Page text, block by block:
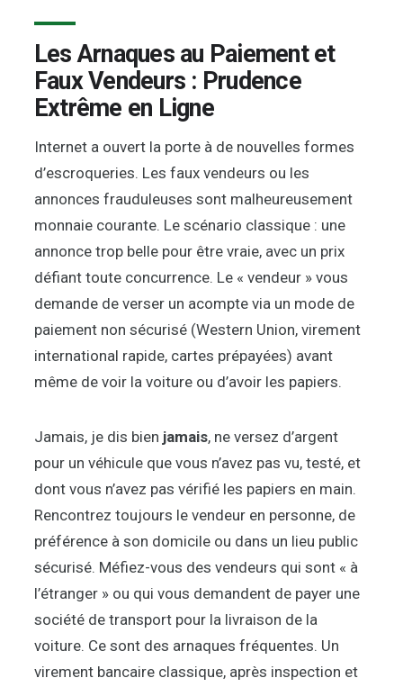
Les Arnaques au Paiement et
Faux Vendeurs : Prudence
Extrême en Ligne
Internet a ouvert la porte à de nouvelles formes
d’escroqueries. Les faux vendeurs ou les
annonces frauduleuses sont malheureusement
monnaie courante. Le scénario classique : une
annonce trop belle pour être vraie, avec un prix
défiant toute concurrence. Le « vendeur » vous
demande de verser un acompte via un mode de
paiement non sécurisé (Western Union, virement
international rapide, cartes prépayées) avant
même de voir la voiture ou d’avoir les papiers.
Jamais, je dis bien jamais, ne versez d’argent
pour un véhicule que vous n’avez pas vu, testé, et
dont vous n’avez pas vérifié les papiers en main.
Rencontrez toujours le vendeur en personne, de
préférence à son domicile ou dans un lieu public
sécurisé. Méfiez-vous des vendeurs qui sont « à
l’étranger » ou qui vous demandent de payer une
société de transport pour la livraison de la
voiture. Ce sont des arnaques fréquentes. Un
virement bancaire classique, après inspection et